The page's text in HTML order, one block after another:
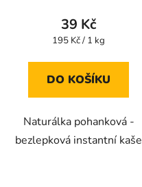
39 Kč
Měrná
195 Kč / 1 kg
DO KOŠÍKU
Naturálka pohanková -
bezlepková instantní kaše